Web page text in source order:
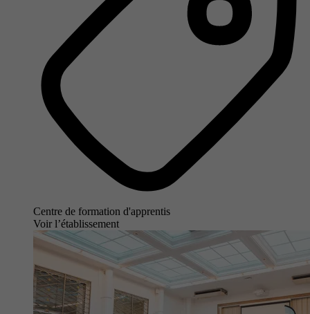
Centre de formation d'apprentis
Voir l’établissement